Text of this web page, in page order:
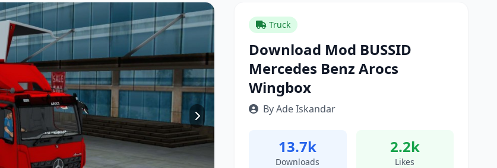
Truck
Download Mod BUSSID
Mercedes Benz Arocs
Wingbox
By Ade Iskandar
13.7k
Downloads
2.2k
Likes